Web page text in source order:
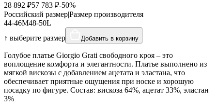
28 892 ₽57 783 ₽-50%
Российский размер|Размер производителя
44-46M48-50L
↑ выберите размер
Добавить в корзину
Голубое платье Giorgio Grati свободного кроя – это
воплощение комфорта и элегантности. Платье выполнено из
мягкой вискозы с добавлением ацетата и эластана, что
обеспечивает приятные ощущения при носке и хорошую
посадку по фигуре. Состав: вискоза 64%, ацетат 33%, эластан
3%